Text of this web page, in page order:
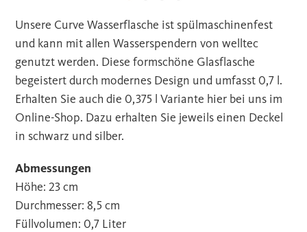
Unsere Curve Wasserflasche ist spülmaschinenfest
und kann mit allen Wasserspendern von welltec
genutzt werden. Diese formschöne Glasflasche
begeistert durch modernes Design und umfasst 0,7 l.
Erhalten Sie auch die 0,375 l Variante hier bei uns im
Online-Shop. Dazu erhalten Sie jeweils einen Deckel
in schwarz und silber.
Abmessungen
Höhe: 23 cm
Durchmesser: 8,5 cm
Füllvolumen: 0,7 Liter